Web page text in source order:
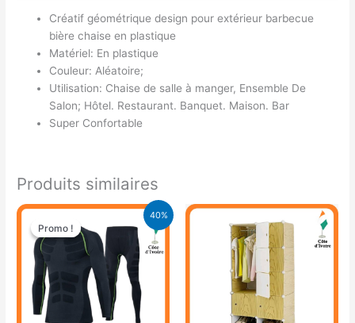
Créatif géométrique design pour extérieur barbecue
bière chaise en plastique
Matériel: En plastique
Couleur: Aléatoire;
Utilisation: Chaise de salle à manger, Ensemble De
Salon; Hôtel. Restaurant. Banquet. Maison. Bar
Super Confortable
Produits similaires
40%
Promo !
Promo !
Le
prix
initial
était :
21.000 CFA.
Le
actuel
est :
12.500 CFA.